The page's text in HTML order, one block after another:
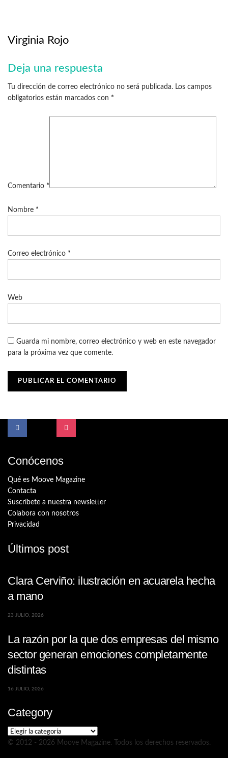
Virginia Rojo
Deja una respuesta
Tu dirección de correo electrónico no será publicada. Los campos
obligatorios están marcados con *
Comentario *
Nombre *
Correo electrónico *
Web
Guarda mi nombre, correo electrónico y web en este navegador
para la próxima vez que comente.
Conócenos
Qué es Moove Magazine
Contacta
Suscríbete a nuestra newsletter
Colabora con nosotros
Privacidad
Últimos post
Clara Cerviño: ilustración en acuarela hecha
a mano
23 JULIO, 2026
La razón por la que dos empresas del mismo
sector generan emociones completamente
distintas
16 JULIO, 2026
Category
Category
© 2012 - 2026 Moove Magazine. Todos los derechos reservados.